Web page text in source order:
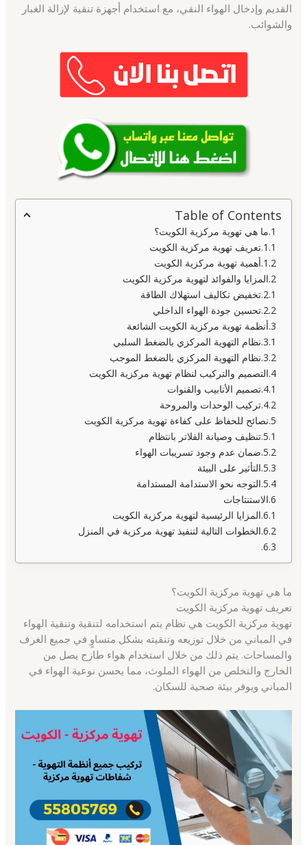
القديم وإدخال الهواء النقي، مع استخدام أجهزة تنقية لإزالة الغبار
والشوائب.
Table of Contents
ما هي تهوية مركزية الكويت؟
تعريف تهوية مركزية الكويت
أهمية تهوية مركزية الكويت
المزايا والفوائد لتهوية مركزية الكويت
تخفيض تكاليف استهلاك الطاقة
تحسين جودة الهواء الداخلي
أنظمة تهوية مركزية الكويت الشائعة
نظام التهوية المركزي بالضغط السلبي
نظام التهوية المركزي بالضغط الموجب
التصميم والتركيب لنظام تهوية مركزية الكويت
تصميم الأنابيب والقنوات
تركيب الوحدات والمروحة
نصائح للحفاظ على كفاءة تهوية مركزية الكويت
تنظيف وصيانة الفلاتر بانتظام
ضمان عدم وجود تسريبات الهواء
التأثير على البيئة
التوجه نحو الاستدامة المستدامة
الاستنتاجات
المزايا الرئيسية لتهوية مركزية الكويت
الخطوات التالية لتنفيذ تهوية مركزية في المنزل
ما هي تهوية مركزية الكويت؟
تعريف تهوية مركزية الكويت
تهوية مركزية الكويت هي نظام يتم استخدامه لتنقية وتنقية الهواء
في المباني من خلال توزيعه وتنقيته بشكل متساوٍ في جميع الغرف
والمساحات. يتم ذلك من خلال استخدام هواء طازج يصل من
الخارج والتخلص من الهواء الملوث، مما يحسن نوعية الهواء في
المباني ويوفر بيئة صحية للسكان.